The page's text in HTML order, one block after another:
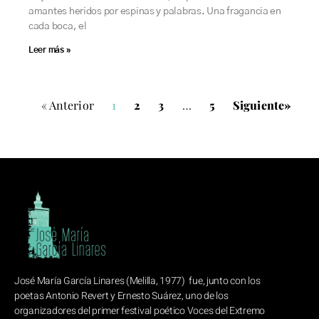
amantes heridos por espinas y palabras. Una fragancia en
cada boca, el
Leer más »
« Anterior 1 2 3 … 5 Siguiente»
José María García Linares (Melilla, 1977) fue, junto con los
poetas Antonio Revert y Ernesto Suárez, uno de los
organizadores del primer festival poético Voces del Extremo